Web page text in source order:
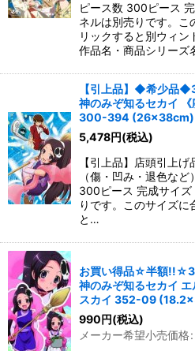
ピース数 300ピース
ネルは別売りです。
リックすると別ウィン
作品名・商品シリーズ
【引上品】◆希少品
神のみぞ知るセカイ
300-394 (26×38cm)
5,478円(税込)
【引上品】店頭引上
（傷・凹み・退色な
300ピース 完成サイ
りです。このサイズ
と…
お買い得品☆半額
神のみぞ知るセカイ
スカイ 352-09
990円(税込)
メーカー希望小売価格: